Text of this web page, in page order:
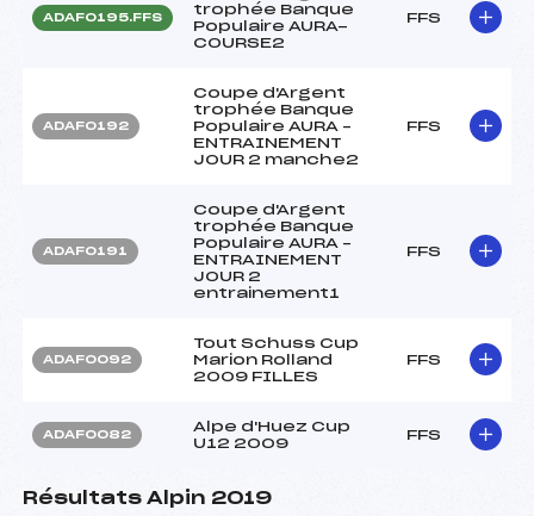
ADAF0195.FFS
trophée Banque
Populaire AURA-
COURSE2
FFS
ADAF0192
Coupe d'Argent
trophée Banque
Populaire AURA –
ENTRAINEMENT
JOUR 2 manche2
FFS
ADAF0191
Coupe d'Argent
trophée Banque
Populaire AURA –
ENTRAINEMENT
JOUR 2
entrainement1
FFS
ADAF0092
Tout Schuss Cup
Marion Rolland
2009 FILLES
FFS
ADAF0082
Alpe d'Huez Cup
U12 2009
FFS
Résultats Alpin 2019